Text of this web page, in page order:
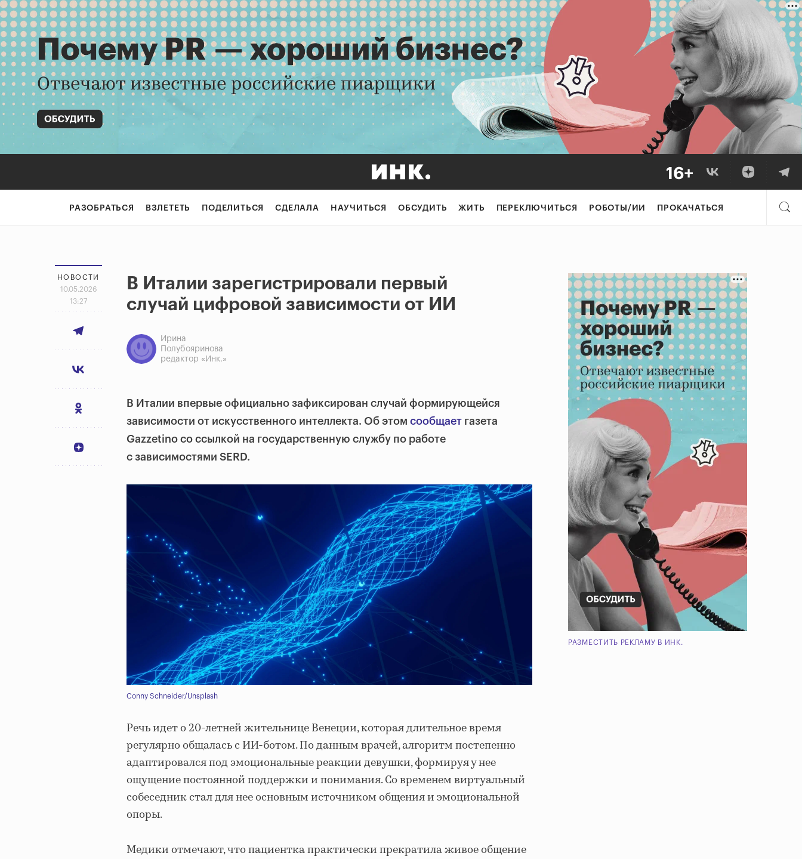
РАЗОБРАТЬСЯ ВЗЛЕТЕТЬ ПОДЕЛИТЬСЯ СДЕЛАЛА НАУЧИТЬСЯ ОБСУДИТЬ ЖИТЬ ПЕРЕКЛЮЧИТЬСЯ РОБОТЫ/ИИ ПРОКАЧАТЬСЯ
НОВОСТИ
10.05.2026
13:27
В Италии зарегистрировали первый
случай цифровой зависимости от ИИ
Ирина
Полубояринова
редактор «Инк.»
В Италии впервые официально зафиксирован случай формирующейся
зависимости от искусственного интеллекта. Об этом сообщает газета
Gazzetino со ссылкой на государственную службу по работе
с зависимостями SERD.
Conny Schneider/Unsplash
Речь идет о 20-летней жительнице Венеции, которая длительное время
регулярно общалась с ИИ-ботом. По данным врачей, алгоритм постепенно
адаптировался под эмоциональные реакции девушки, формируя у нее
ощущение постоянной поддержки и понимания. Со временем виртуальный
собеседник стал для нее основным источником общения и эмоциональной
опоры.
Медики отмечают, что пациентка практически прекратила живое общение
РАЗМЕСТИТЬ РЕКЛАМУ В ИНК.